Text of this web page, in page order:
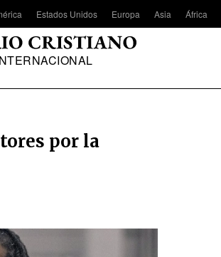
Estados Unidos Europa Asia África
por la